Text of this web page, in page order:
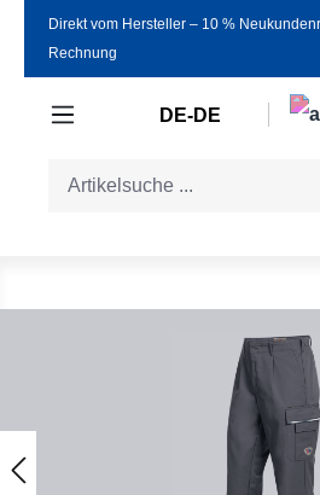
Zum Hauptinhalt springen
Direkt vom Hersteller ‒ 10 %
Rechnung
DE-DE